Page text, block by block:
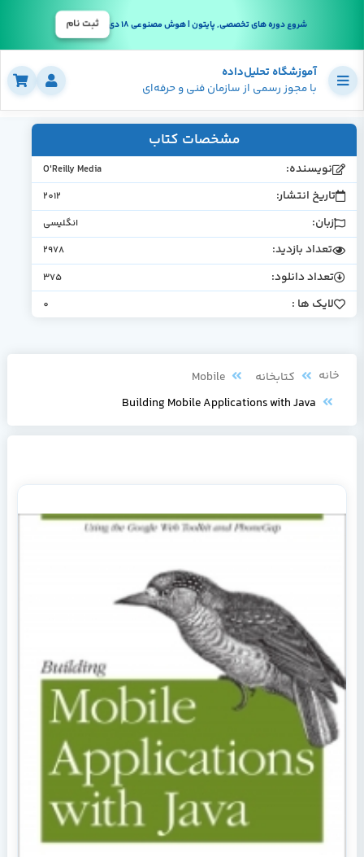
شروع دوره های تخصصی, پایتون | هوش مصنوعی 18 دی ثبت نام
آموزشگاه تحلیل‌داده
با مجوز رسمی از سازمان فنی و حرفه‌ای
مشخصات کتاب
نویسنده: O'Reilly Media
تاریخ انتشار: 2012
زبان: انگلیسی
تعداد بازدید: 2978
تعداد دانلود: 375
لایک ها : 0
خانه کتابخانه
Mobile
Building Mobile Applications with Java